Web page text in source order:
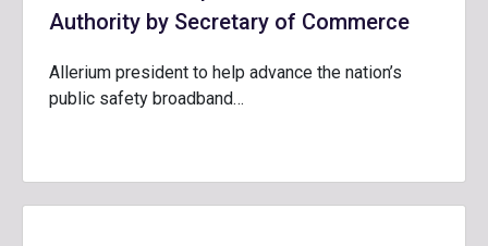
Authority by Secretary of Commerce
Allerium president to help advance the nation’s
public safety broadband…